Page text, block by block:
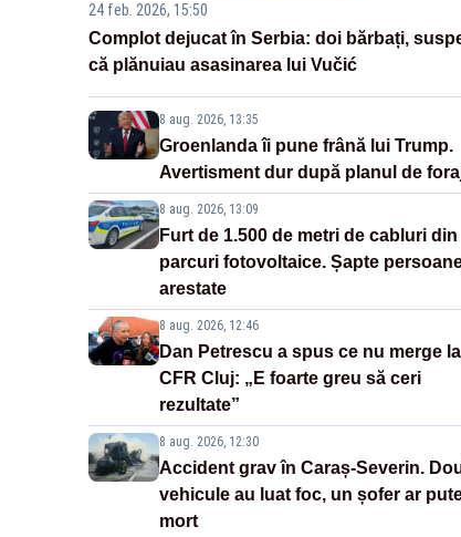
24 feb. 2026, 15:50
Complot dejucat în Serbia: doi bărbați,
că plănuiau asasinarea lui Vučić
8 aug. 2026, 13:35
Groenlanda îi pune frână lui Trump.
Avertisment dur după planul de
8 aug. 2026, 13:09
Furt de 1.500 de metri de cabluri din
parcuri fotovoltaice. Șapte
arestate
8 aug. 2026, 12:46
Dan Petrescu a spus ce nu merge la
CFR Cluj: „E foarte greu să ceri
rezultate”
8 aug. 2026, 12:30
Accident grav în Caraș-Severin.
vehicule au luat foc, un șofer ar
mort